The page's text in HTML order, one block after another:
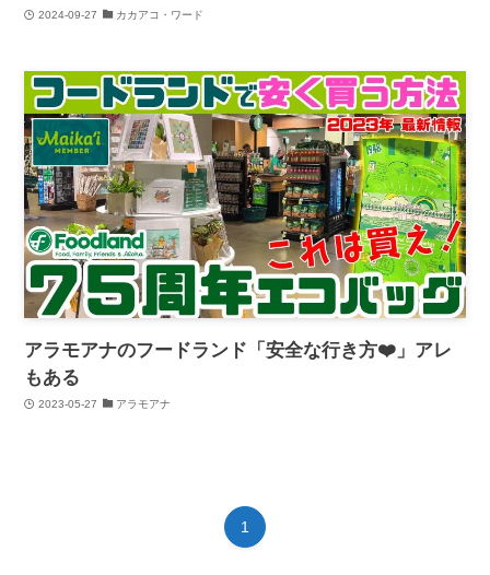
2024-09-27 カカアコ・ワード
アラモアナのフードランド「安全な行き方❤️」アレ
もある
2023-05-27 アラモアナ
1